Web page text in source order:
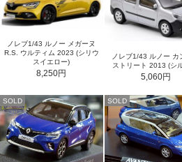
ノレブ1/43 ルノー メガーヌ
R.S. ウルティム 2023 (シリウ
スイエロー)
8,250円
ノレブ1/43 ルノー カ
ストリート 2013 (シ
5,060円
SOLD SOLD